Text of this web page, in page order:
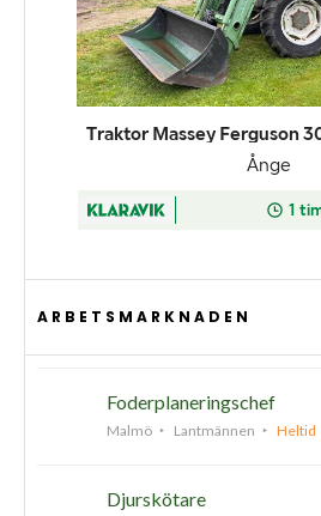
ARBETSMARKNADEN
Foderplaneringschef
Malmö Lantmännen Heltid
Djurskötare